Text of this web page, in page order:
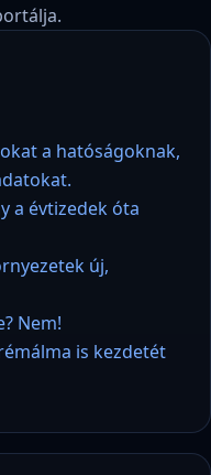
a hatóságoknak,
a évtizedek óta
új,
Nem!
is kezdetét